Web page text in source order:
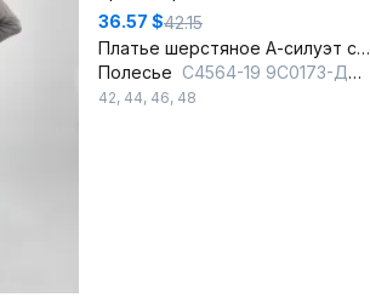
36.57 $42.15
Платье шерстяное А-силуэт с карманами и молнией
Полесье С4564-19 9С0173-Д43 164 черный
42, 44, 46, 48